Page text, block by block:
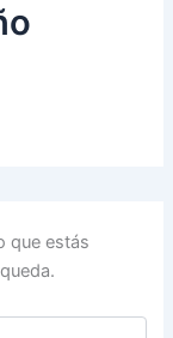
que estás